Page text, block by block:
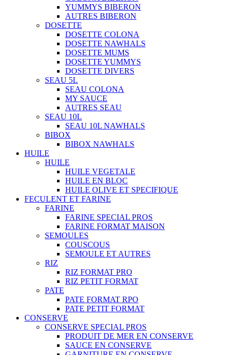
YUMMYS BIBERON
AUTRES BIBERON
DOSETTE
DOSETTE COLONA
DOSETTE NAWHALS
DOSETTE MUMS
DOSETTE YUMMYS
DOSETTE DIVERS
SEAU 5L
SEAU COLONA
MY SAUCE
AUTRES SEAU
SEAU 10L
SEAU 10L NAWHALS
BIBOX
BIBOX NAWHALS
HUILE
HUILE
HUILE VEGETALE
HUILE EN BLOC
HUILE OLIVE ET SPECIFIQUE
FECULENT ET FARINE
FARINE
FARINE SPECIAL PROS
FARINE FORMAT MAISON
SEMOULES
COUSCOUS
SEMOULE ET AUTRES
RIZ
RIZ FORMAT PRO
RIZ PETIT FORMAT
PATE
PATE FORMAT RPO
PATE PETIT FORMAT
CONSERVE
CONSERVE SPECIAL PROS
PRODUIT DE MER EN CONSERVE
SAUCE EN CONSERVE